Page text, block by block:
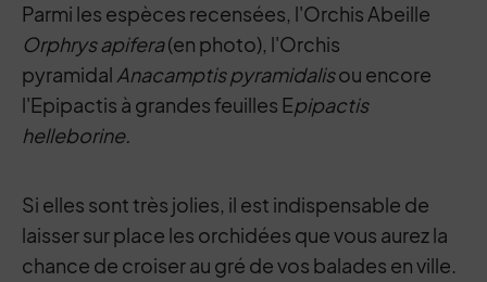
Parmi les espèces recensées, l'Orchis Abeille
Orphrys apifera(en photo), l'Orchis
pyramidal Anacamptis pyramidalisou encore
l'Epipactis à grandes feuilles Epipactis
helleborine.
Si elles sont très jolies, il est indispensable de
laisser sur place les orchidées que vous aurez la
chance de croiser au gré de vos balades en ville.